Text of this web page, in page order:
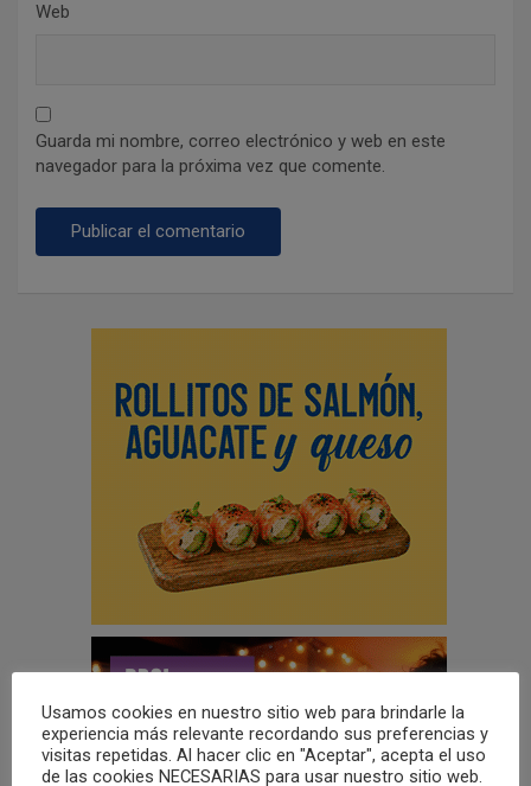
Web
Guarda mi nombre, correo electrónico y web en este
navegador para la próxima vez que comente.
Usamos cookies en nuestro sitio web para brindarle la
experiencia más relevante recordando sus preferencias y
visitas repetidas. Al hacer clic en "Aceptar", acepta el uso
de las cookies NECESARIAS para usar nuestro sitio web.